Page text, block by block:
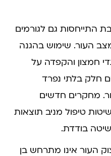
התייחסות גם לגורמים
העור. שימוש בהגנה
חמצון והקפדה על
חלק בלתי נפרד
מחקרים חדשים
טיפול מניב תוצאות
בודדת.
העור אינו מתרחש בן